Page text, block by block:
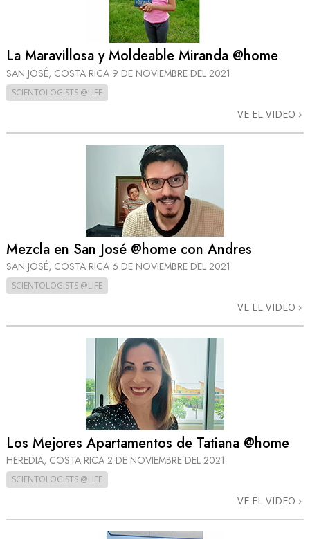
La Maravillosa y Moldeable Miranda @home
SAN JOSÉ, COSTA RICA 9 DE NOVIEMBRE DEL 2021
SCIENTOLOGISTS @LIFE
VE EL VIDEO
Mezcla en San José @home con Andres
SAN JOSÉ, COSTA RICA 6 DE NOVIEMBRE DEL 2021
SCIENTOLOGISTS @LIFE
VE EL VIDEO
Los Mejores Apartamentos de Tatiana @home
HEREDIA, COSTA RICA 2 DE NOVIEMBRE DEL 2021
SCIENTOLOGISTS @LIFE
VE EL VIDEO